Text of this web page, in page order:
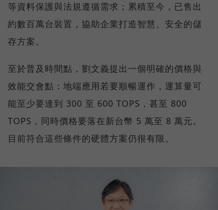
等資料保護與法規遵循需求；累積至今，已售出
約數百萬台裝置，協助企業打造智慧、安全的儲
存方案。
至於普及時間點，劉文義提出一個明確的價格與
效能交會點：地端應用若要順暢運作，運算量可
能至少要達到 300 至 600 TOPS，甚至 800
TOPS，同時價格要落在新台幣 5 萬至 8 萬元。
目前符合這些條件的硬體方案仍很有限。